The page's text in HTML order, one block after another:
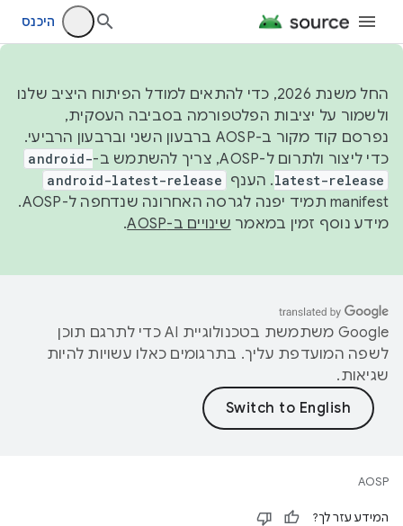
היכנס
החל משנת 2026, כדי להתאים למודל הפיתוח היציב שלנו
ולשמור על יציבות הפלטפורמה בסביבה העסקית,
נפרסם קוד מקור ב-AOSP ברבעון השני וברבעון הרביעי.
כדי ליצור ולתרום ל-AOSP, צריך להשתמש ב-
android-
latest-release. הענף android-latest-release
manifest תמיד יפנה לגרסה האחרונה שנדחפה ל-AOSP.
מידע נוסף זמין במאמר שינויים ב-AOSP .
‫Google משתמשת בטכנולוגיית AI כדי לתרגם תוכן
לשפה המועדפת עליך. בתרגומים כאלו עשויות להיות
שגיאות.
AOSP
המידע עזר לך?